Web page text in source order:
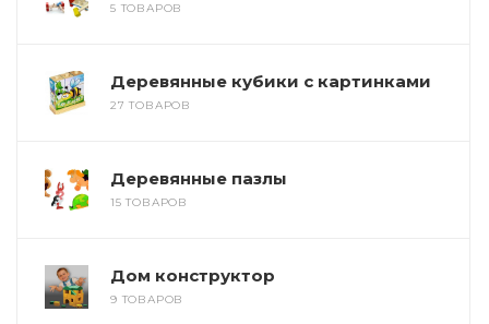
5 ТОВАРОВ
Деревянные кубики с картинками
27 ТОВАРОВ
Деревянные пазлы
15 ТОВАРОВ
Дом конструктор
9 ТОВАРОВ